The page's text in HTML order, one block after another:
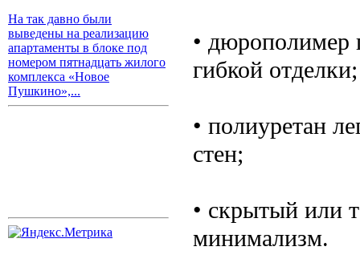
На так давно были
выведены на реализацию
апартаменты в блоке под
номером пятнадцать жилого
комплекса «Новое
Пушкино»,...
• дюрополимер
гибкой отделки;
• полиуретан
стен;
• скрытый или
минимализм.